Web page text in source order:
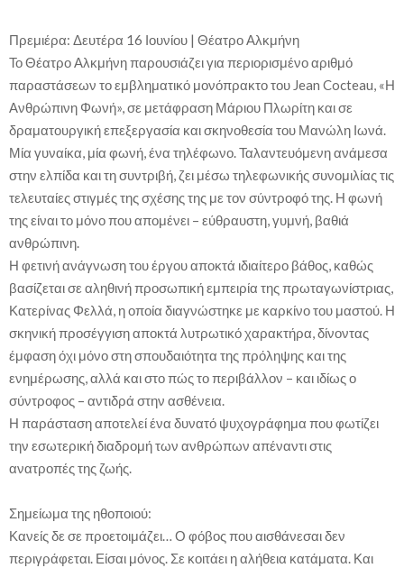
Πρεμιέρα: Δευτέρα 16 Ιουνίου | Θέατρο Αλκμήνη
Το Θέατρο Αλκμήνη παρουσιάζει για περιορισμένο αριθμό
παραστάσεων το εμβληματικό μονόπρακτο του Jean Cocteau, «Η
Ανθρώπινη Φωνή», σε μετάφραση Μάριου Πλωρίτη και σε
δραματουργική επεξεργασία και σκηνοθεσία του Μανώλη Ιωνά.
Μία γυναίκα, μία φωνή, ένα τηλέφωνο. Ταλαντευόμενη ανάμεσα
στην ελπίδα και τη συντριβή, ζει μέσω τηλεφωνικής συνομιλίας τις
τελευταίες στιγμές της σχέσης της με τον σύντροφό της. Η φωνή
της είναι το μόνο που απομένει – εύθραυστη, γυμνή, βαθιά
ανθρώπινη.
Η φετινή ανάγνωση του έργου αποκτά ιδιαίτερο βάθος, καθώς
βασίζεται σε αληθινή προσωπική εμπειρία της πρωταγωνίστριας,
Κατερίνας Φελλά, η οποία διαγνώστηκε με καρκίνο του μαστού. Η
σκηνική προσέγγιση αποκτά λυτρωτικό χαρακτήρα, δίνοντας
έμφαση όχι μόνο στη σπουδαιότητα της πρόληψης και της
ενημέρωσης, αλλά και στο πώς το περιβάλλον – και ιδίως ο
σύντροφος – αντιδρά στην ασθένεια.
Η παράσταση αποτελεί ένα δυνατό ψυχογράφημα που φωτίζει
την εσωτερική διαδρομή των ανθρώπων απέναντι στις
ανατροπές της ζωής.
Σημείωμα της ηθοποιού:
Κανείς δε σε προετοιμάζει… Ο φόβος που αισθάνεσαι δεν
περιγράφεται. Είσαι μόνος. Σε κοιτάει η αλήθεια κατάματα. Και